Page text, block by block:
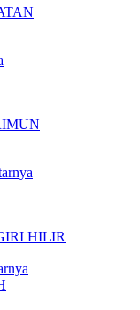
HILIR